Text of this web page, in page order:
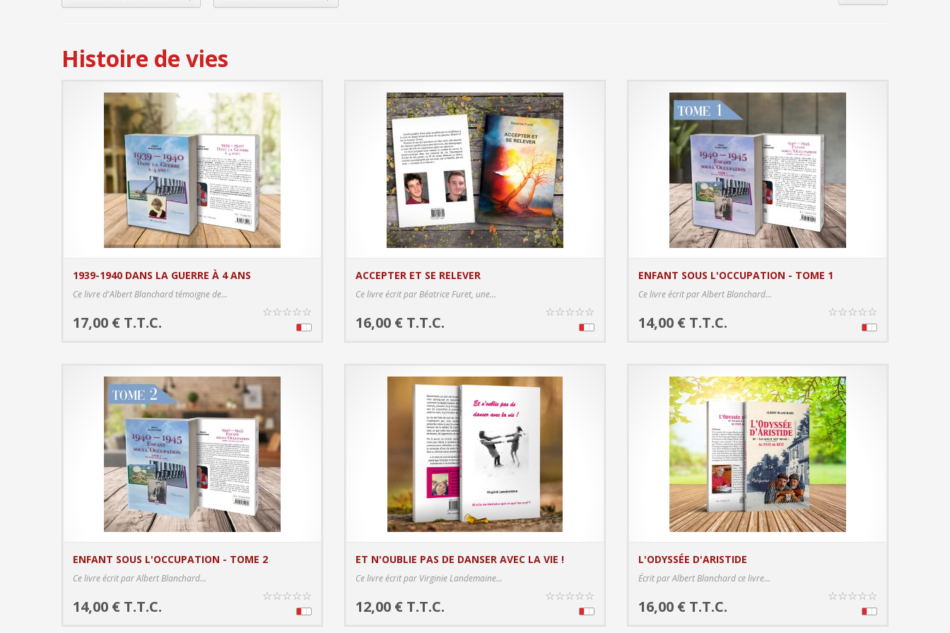
Histoire de vies
1939-1940 DANS LA GUERRE À 4 ANS
Ce livre d'Albert Blanchard témoigne de...
17,00 € T.T.C.
☆☆☆☆☆
ACCEPTER ET SE RELEVER
Ce livre écrit par Béatrice Furet, une...
16,00 € T.T.C.
☆☆☆☆☆
ENFANT SOUS L'OCCUPATION - TOME 1
Ce livre écrit par Albert Blanchard...
14,00 € T.T.C.
☆☆☆☆☆
ENFANT SOUS L'OCCUPATION - TOME 2
Ce livre écrit par Albert Blanchard...
14,00 € T.T.C.
☆☆☆☆☆
ET N'OUBLIE PAS DE DANSER AVEC LA VIE !
Ce livre écrit par Virginie Landemaine...
12,00 € T.T.C.
☆☆☆☆☆
L'ODYSSÉE D'ARISTIDE
Écrit par Albert Blanchard ce livre...
16,00 € T.T.C.
☆☆☆☆☆